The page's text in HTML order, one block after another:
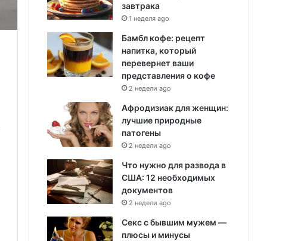
завтрака
1 неделя ago
Бамбл кофе: рецепт
напитка, который
перевернет ваши
представления о кофе
2 недели ago
Афродизиак для женщин:
лучшие природные
патогены
2 недели ago
Что нужно для развода в
США: 12 необходимых
документов
2 недели ago
Секс с бывшим мужем —
плюсы и минусы